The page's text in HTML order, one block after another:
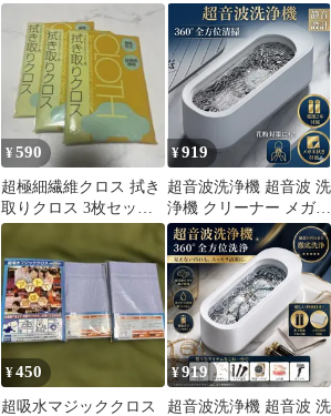
グ クロス付 カーコーテ
ィング剤 車用
¥590
超極細繊維クロス 拭き
取りクロス 3枚セット
ガードコスメ
¥919
超音波洗浄機 超音波 洗
浄機 クリーナー メガネ
洗浄 眼鏡 老眼鏡 音波
洗浄 除菌 腕時計 アク
セサリー 音波 家庭 用
入歯 ジュエリー 汚れ
隙間 貴金属 花粉 電動
電池 眼鏡拭き クロス
付属
¥450
超吸水マジッククロス
¥919
超音波洗浄機 超音波 洗